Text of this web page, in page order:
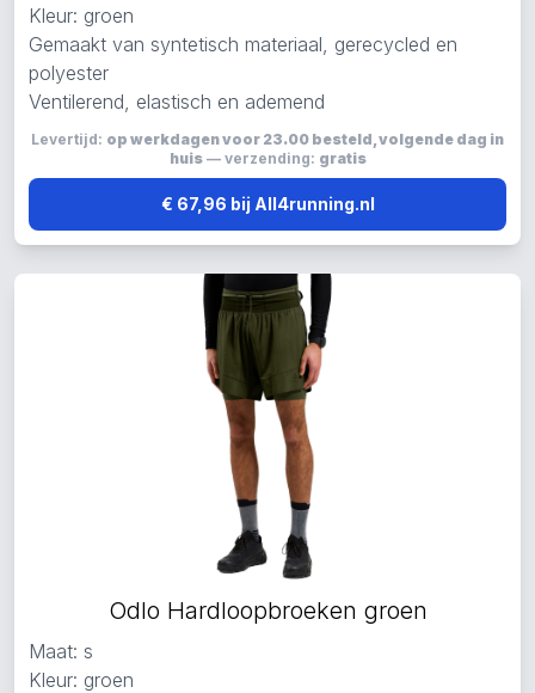
Kleur: groen
Gemaakt van syntetisch materiaal, gerecycled en
polyester
Ventilerend, elastisch en ademend
Levertijd: op werkdagen voor 23.00 besteld, volgende dag in
huis— verzending: gratis
€ 67,96 bij All4running.nl
Odlo Hardloopbroeken groen
Maat: s
Kleur: groen